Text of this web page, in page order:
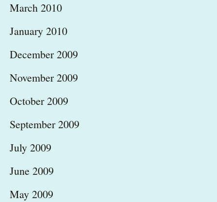
March 2010
January 2010
December 2009
November 2009
October 2009
September 2009
July 2009
June 2009
May 2009